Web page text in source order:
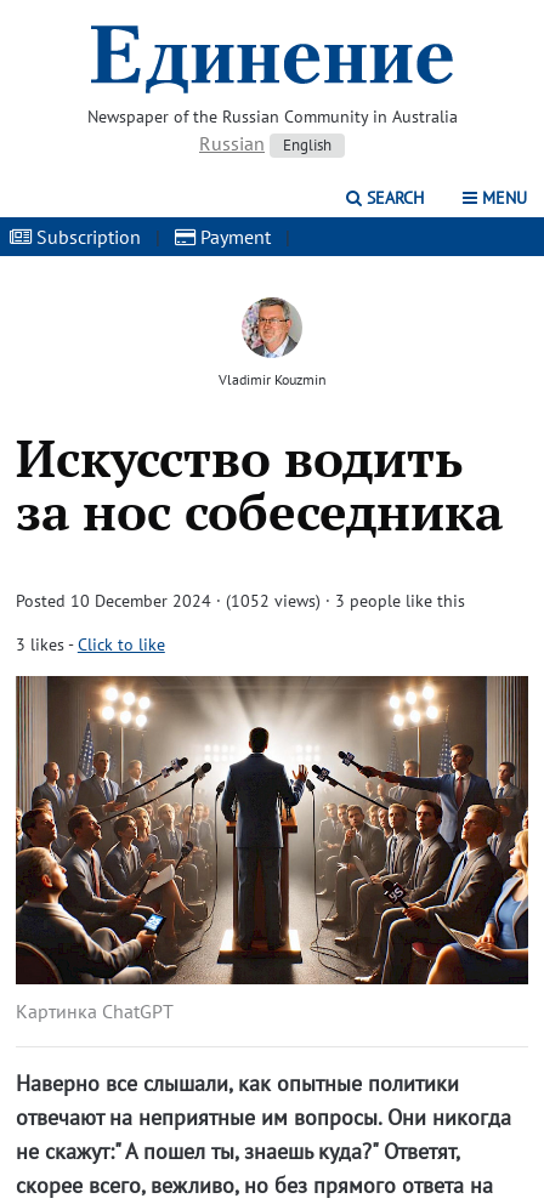
Newspaper of the Russian Community in Australia
Russian English
SEARCH MENU
Subscription | Payment |
Vladimir Kouzmin
Искусство водить
за нос собеседника
Posted 10 December 2024 · (1052 views) · 3 people like this
3 likes-Click to like
Картинка ChatGPT
Наверно все слышали, как опытные политики
отвечают на неприятные им вопросы. Они никогда
не скажут:" А пошел ты, знаешь куда?" Ответят,
скорее всего, вежливо, но без прямого ответа на